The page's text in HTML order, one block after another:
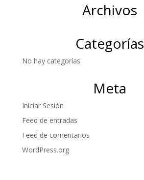
Archivos
Categorías
No hay categorías
Meta
Iniciar Sesión
Feed de entradas
Feed de comentarios
WordPress.org